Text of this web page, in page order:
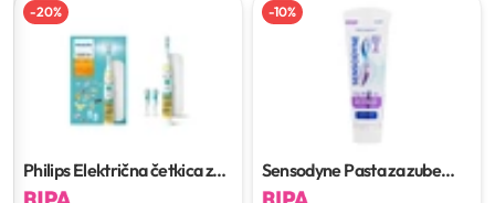
-20%
Philips Električna četkica za
djecu
-10%
Sensodyne Pasta za zube
Clinical white